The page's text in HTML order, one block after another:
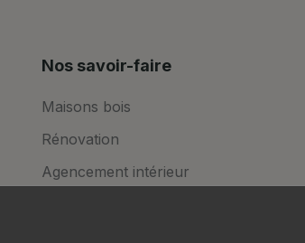
Nos savoir-faire
Maisons bois
Rénovation
Agencement intérieur